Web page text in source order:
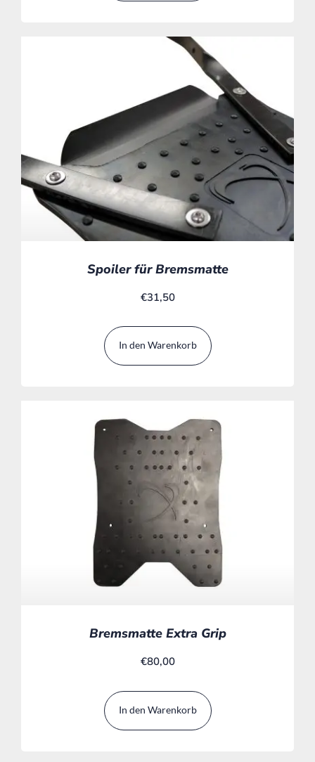
Spoiler für Bremsmatte
€31,50
In den Warenkorb
Bremsmatte Extra Grip
€80,00
In den Warenkorb